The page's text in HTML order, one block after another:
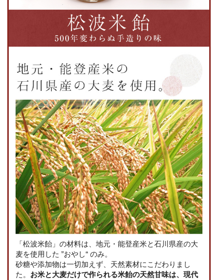
「松波米飴」の材料は、地元・能登産米と石川県産の大
麦を使用した ”おやし“ のみ。
砂糖や添加物は一切加えず、天然素材にこだわりまし
た。 お米と大麦だけで作られる米飴の天然甘味は、現代